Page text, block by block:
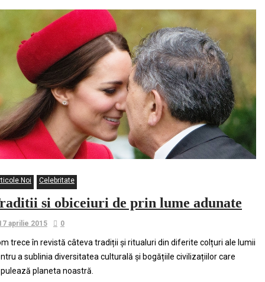
Noi Celebritate
si obiceiuri de prin lume adunate
aprilie 2015 0
trece în revistă câteva tradiții și ritualuri din diferite colțuri ale lumii
a sublinia diversitatea culturală și bogățiile civilizațiilor care
planeta noastră.